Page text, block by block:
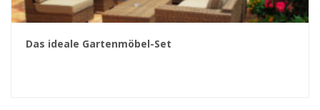
Das ideale Gartenmöbel-Set